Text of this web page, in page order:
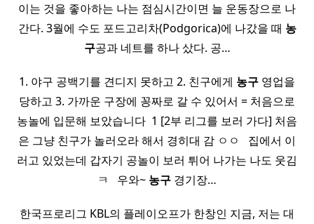
이는 것을 좋아하는 나는 점심시간이면 늘 운동장으로 나
간다. 3월에 수도 포드고리차(Podgorica)에 나갔을 때 농
구공과 네트를 하나 샀다. 공…
1. 야구 공백기를 견디지 못하고 2. 친구에게 농구 영업을
당하고 3. 가까운 구장에 꽁짜로 갈 수 있어서 = 처음으로
농놀에 입문해 보았습니다 ​ 1 [2부 리그를 보러 가다] 처음
은 그냥 친구가 놀러오라 해서 경히대 감 ㅇㅇ ​ ​ 집에서 이
러고 있었는데 갑자기 공놀이 보러 튀어 나가는 나도 웃김
ㅋ ​ ​ 우와~ 농구 경기장…
한국프로리그 KBL의 플레이오프가 한창인 지금, 저는 대